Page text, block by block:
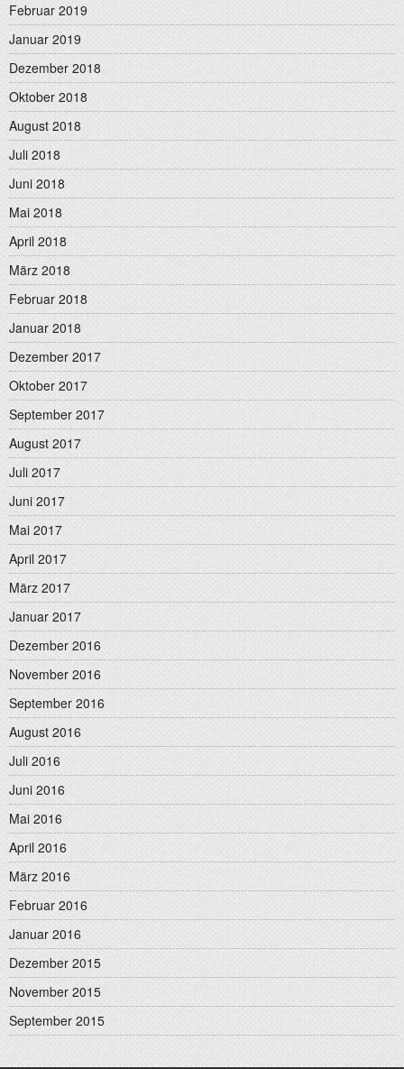
Februar 2019
Januar 2019
Dezember 2018
Oktober 2018
August 2018
Juli 2018
Juni 2018
Mai 2018
April 2018
März 2018
Februar 2018
Januar 2018
Dezember 2017
Oktober 2017
September 2017
August 2017
Juli 2017
Juni 2017
Mai 2017
April 2017
März 2017
Januar 2017
Dezember 2016
November 2016
September 2016
August 2016
Juli 2016
Juni 2016
Mai 2016
April 2016
März 2016
Februar 2016
Januar 2016
Dezember 2015
November 2015
September 2015